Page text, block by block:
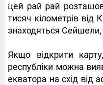
цей рай рай
тисяч кілометрів від
знаходяться
Якщо відкрити
республіки можна
екватора на схід від